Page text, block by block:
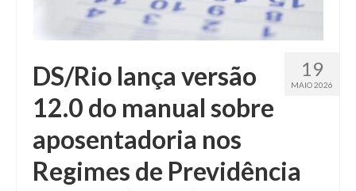
19
MAIO 2026
DS/Rio lança versão
12.0 do manual sobre
aposentadoria nos
Regimes de Previdência